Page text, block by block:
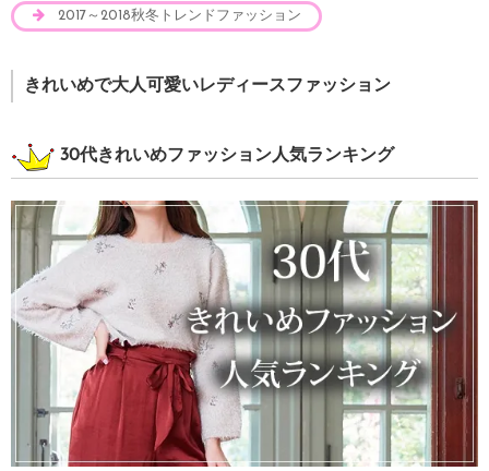
2017～2018秋冬トレンドファッション
きれいめで大人可愛いレディースファッション
30代きれいめファッション人気ランキング